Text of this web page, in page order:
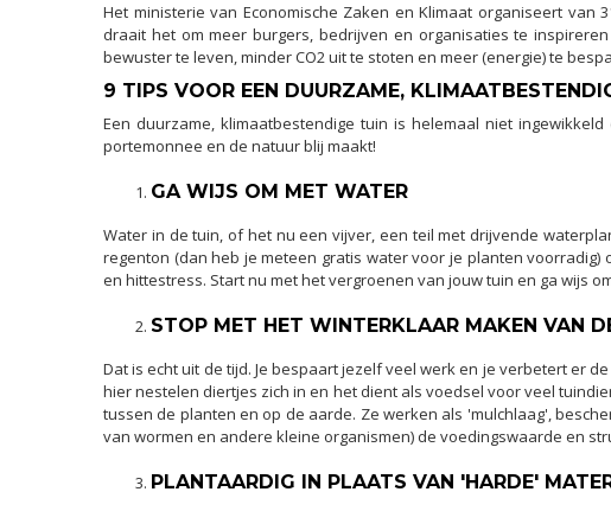
Het ministerie van Economische Zaken en Klimaat organiseert
draait het om meer burgers, bedrijven en organisaties te
bewuster te leven, minder CO2 uit te stoten en meer (energie) te
9 TIPS VOOR EEN DUURZAME,
Een duurzame, klimaatbestendige tuin is helemaal niet
portemonnee en de natuur blij maakt!
GA WIJS OM MET WATER
Water in de tuin, of het nu een vijver, een teil met drijvende
regenton (dan heb je meteen gratis water voor je planten
en hittestress. Start nu met het vergroenen van jouw tuin en ga wijs
STOP MET HET WINTERKLAAR MAKEN VAN
Dat is echt uit de tijd. Je bespaart jezelf veel werk en je verbetert er
hier nestelen diertjes zich in en het dient als voedsel voor veel
tussen de planten en op de aarde. Ze werken als 'mulchlaag',
van wormen en andere kleine organismen) de voedingswaarde en
PLANTAARDIG IN PLAATS VAN 'HARDE'